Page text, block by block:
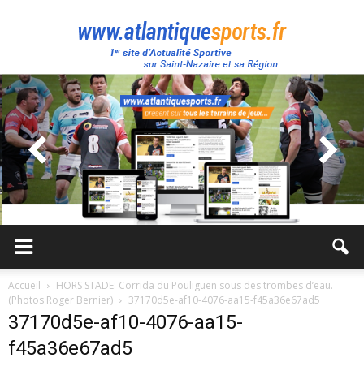
Atlantique
Sport
Accueil
HORS STADE: Corrida du Pouliguen sous des trombes d’eau.
(Photos Roger Bernier)
37170d5e-af10-4076-aa15-f45a36e67ad5
37170d5e-af10-4076-aa15-
f45a36e67ad5